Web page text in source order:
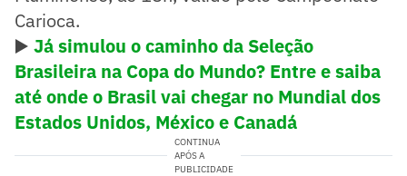
Carioca.
▶️ Já simulou o caminho da Seleção
Brasileira na Copa do Mundo? Entre e saiba
até onde o Brasil vai chegar no Mundial dos
Estados Unidos, México e Canadá
CONTINUA
APÓS A
PUBLICIDADE